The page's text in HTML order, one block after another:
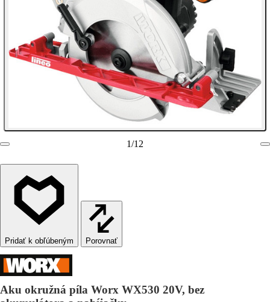
1/12
Porovnať
Aku okružná píla Worx WX530 20V, bez